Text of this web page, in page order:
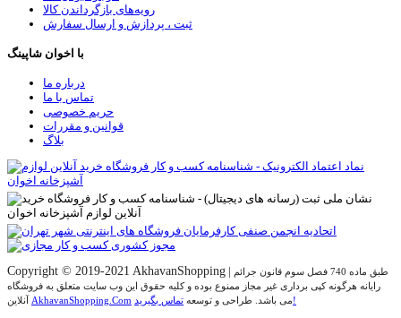
رویه‌های بازگرداندن کالا
ثبت ، پردازش و ارسال سفارش
با اخوان شاپینگ
درباره ما
تماس با ما
حریم خصوصی
قوانین و مقررات
بلاگ
Copyright © 2019-2021 AkhavanShopping | طبق ماده 740 فصل سوم قانون جرائم
رایانه هرگونه کپی برداری غیر مجاز ممنوع بوده و کلیه حقوق اين وب سايت متعلق به فروشگاه
AkhavanShopping.Com می باشد. طراحی و توسعهتماس بگیرید!